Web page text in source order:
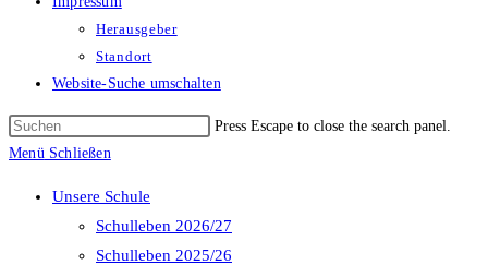
Herausgeber
Standort
Website-Suche umschalten
Press Escape to close the search panel.
Menü Schließen
Unsere Schule
Schulleben 2026/27
Schulleben 2025/26